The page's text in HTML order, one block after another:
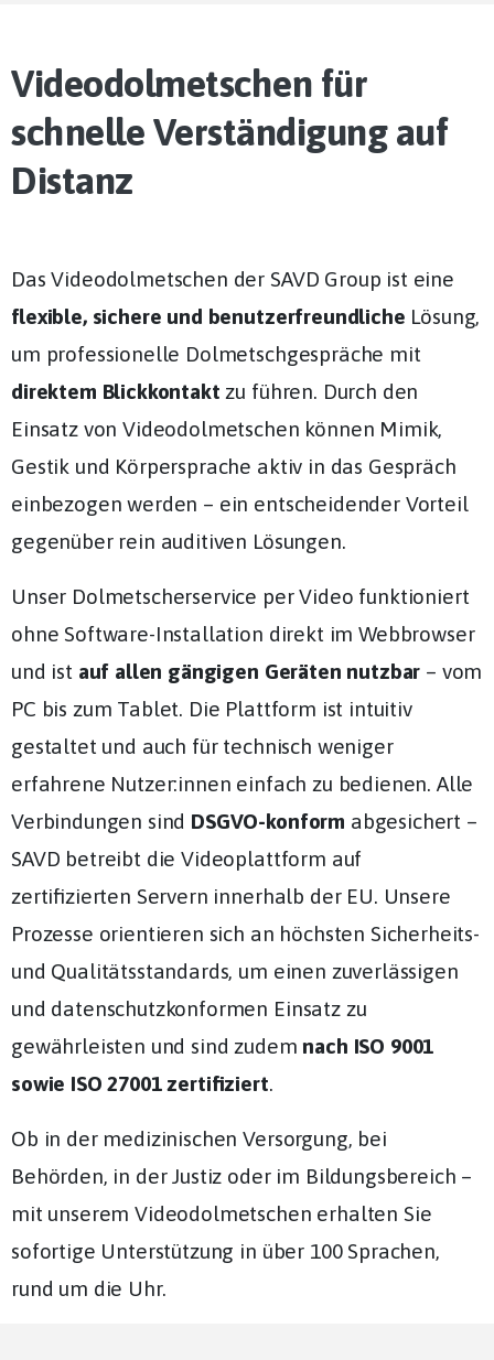
Videodolmetschen für
schnelle Verständigung auf
Distanz
Das Videodolmetschen der SAVD Group ist eine
flexible, sichere und benutzerfreundliche Lösung,
um professionelle Dolmetschgespräche mit
direktem Blickkontakt zu führen. Durch den
Einsatz von Videodolmetschen können Mimik,
Gestik und Körpersprache aktiv in das Gespräch
einbezogen werden – ein entscheidender Vorteil
gegenüber rein auditiven Lösungen.
Unser Dolmetscherservice per Video funktioniert
ohne Software-Installation direkt im Webbrowser
und ist auf allen gängigen Geräten nutzbar – vom
PC bis zum Tablet. Die Plattform ist intuitiv
gestaltet und auch für technisch weniger
erfahrene Nutzer:innen einfach zu bedienen. Alle
Verbindungen sind DSGVO-konform abgesichert –
SAVD betreibt die Videoplattform auf
zertifizierten Servern innerhalb der EU. Unsere
Prozesse orientieren sich an höchsten Sicherheits-
und Qualitätsstandards, um einen zuverlässigen
und datenschutzkonformen Einsatz zu
gewährleisten und sind zudem nach ISO 9001
sowie ISO 27001 zertifiziert.
Ob in der medizinischen Versorgung, bei
Behörden, in der Justiz oder im Bildungsbereich –
mit unserem Videodolmetschen erhalten Sie
sofortige Unterstützung in über 100 Sprachen,
rund um die Uhr.